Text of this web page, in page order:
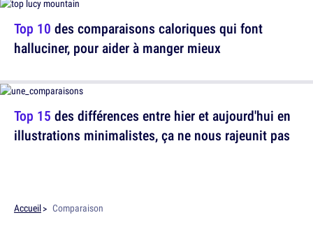
Top 10 des comparaisons caloriques qui font
halluciner, pour aider à manger mieux
Top 15 des différences entre hier et aujourd'hui en
illustrations minimalistes, ça ne nous rajeunit pas
Accueil Comparaison